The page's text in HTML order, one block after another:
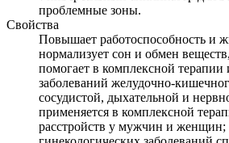
проблемные зоны.
Свойства
Повышает работоспособность и
нормализует сон и обмен
помогает в комплексной терапии
заболеваний желудочно-
сосудистой, дыхательной и
применяется в комплексной
расстройств у мужчин и женщин;